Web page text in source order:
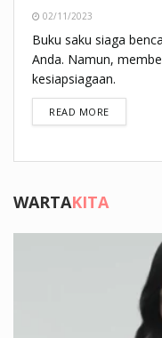
02/11/2023
Buku saku siaga
Anda. Namun,
kesiapsiagaan.
READ MOREDETAILS
WARTAKITA